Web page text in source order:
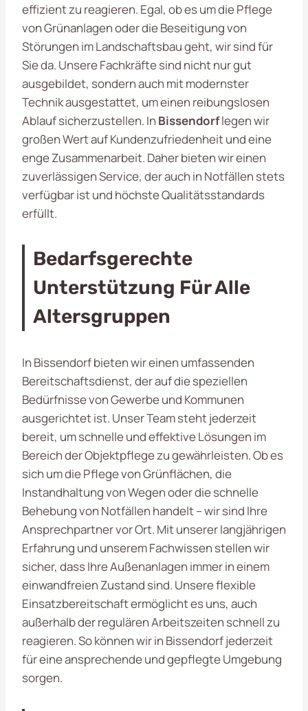
effizient zu reagieren. Egal, ob es um die Pflege
von Grünanlagen oder die Beseitigung von
Störungen im Landschaftsbau geht, wir sind für
Sie da. Unsere Fachkräfte sind nicht nur gut
ausgebildet, sondern auch mit modernster
Technik ausgestattet, um einen reibungslosen
Ablauf sicherzustellen. In Bissendorflegen wir
großen Wert auf Kundenzufriedenheit und eine
enge Zusammenarbeit. Daher bieten wir einen
zuverlässigen Service, der auch in Notfällen stets
verfügbar ist und höchste Qualitätsstandards
erfüllt.
Bedarfsgerechte
Unterstützung Für Alle
Altersgruppen
In Bissendorf bieten wir einen umfassenden
Bereitschaftsdienst, der auf die speziellen
Bedürfnisse von Gewerbe und Kommunen
ausgerichtet ist. Unser Team steht jederzeit
bereit, um schnelle und effektive Lösungen im
Bereich der Objektpflege zu gewährleisten. Ob es
sich um die Pflege von Grünflächen, die
Instandhaltung von Wegen oder die schnelle
Behebung von Notfällen handelt – wir sind Ihre
Ansprechpartner vor Ort. Mit unserer langjährigen
Erfahrung und unserem Fachwissen stellen wir
sicher, dass Ihre Außenanlagen immer in einem
einwandfreien Zustand sind. Unsere flexible
Einsatzbereitschaft ermöglicht es uns, auch
außerhalb der regulären Arbeitszeiten schnell zu
reagieren. So können wir in Bissendorf jederzeit
für eine ansprechende und gepflegte Umgebung
sorgen.